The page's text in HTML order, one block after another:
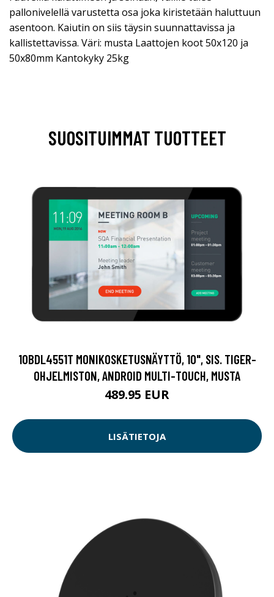
pallonivelellä varustetta osa joka kiristetään haluttuun
asentoon. Kaiutin on siis täysin suunnattavissa ja
kallistettavissa. Väri: musta Laattojen koot 50x120 ja
50x80mm Kantokyky 25kg
SUOSITUIMMAT TUOTTEET
10BDL4551T MONIKOSKETUSNÄYTTÖ, 10", SIS. TIGER-
OHJELMISTON, ANDROID MULTI-TOUCH, MUSTA
489.95 EUR
LISÄTIETOJA